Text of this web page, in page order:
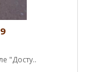
"Досту..